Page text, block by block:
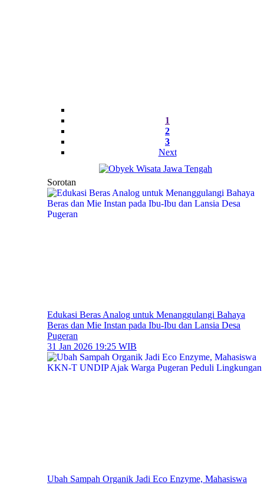
1
2
3
Next
Sorotan
Edukasi Beras Analog untuk Menanggulangi Bahaya
Beras dan Mie Instan pada Ibu-Ibu dan Lansia Desa
Pugeran
31 Jan 2026 19:25 WIB
Ubah Sampah Organik Jadi Eco Enzyme, Mahasiswa